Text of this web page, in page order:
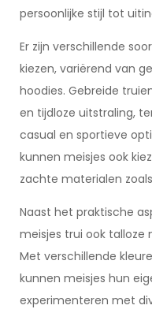
persoonlijke stijl tot
Er zijn verschillende
kiezen, variërend van
hoodies. Gebreide
en tijdloze uitstraling,
casual en sportieve
kunnen meisjes ook
zachte materialen
Naast het praktische
meisjes trui ook talloze
Met verschillende
kunnen meisjes hun
experimenteren met